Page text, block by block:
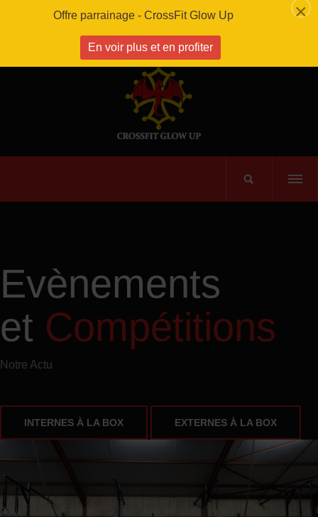
Evènements
et Compétitions
Notre Actu
INTERNES À LA BOX EXTERNES À LA BOX
×
Offre parrainage - CrossFit Glow Up
En voir plus et en profiter